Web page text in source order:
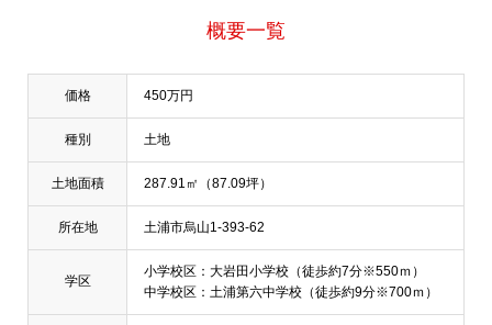
概要一覧
価格 450万円
種別 土地
土地面積 287.91㎡（87.09坪）
所在地 土浦市烏山1-393-62
学区
小学校区：大岩田小学校（徒歩約7分※550ｍ）
中学校区：土浦第六中学校（徒歩約9分※700ｍ）